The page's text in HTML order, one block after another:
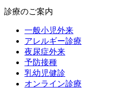
診療のご案内
一般小児外来
アレルギー診療
夜尿症外来
予防接種
乳幼児健診
オンライン診療